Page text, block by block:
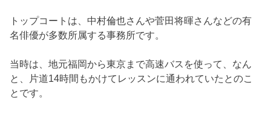
トップコートは、中村倫也さんや菅田将暉さんなどの有
名俳優が多数所属する事務所です。
当時は、地元福岡から東京まで高速バスを使って、なん
と、片道14時間もかけてレッスンに通われていたとのこ
とです。